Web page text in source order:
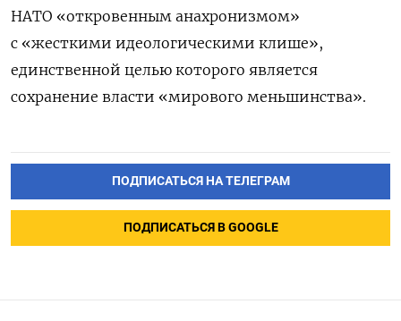
НАТО «откровенным анахронизмом»
с «жесткими идеологическими клише»,
единственной целью которого является
сохранение власти «мирового меньшинства».
ПОДПИСАТЬСЯ НА ТЕЛЕГРАМ
ПОДПИСАТЬСЯ В GOOGLE